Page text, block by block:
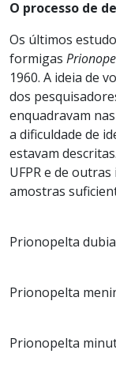
O processo de
Os últimos
formigas
1960. A ideia de
dos
enquadravam
a dificuldade de
estavam
UFPR e de
amostras
Prionopelta dubia
Prionopelta
Prionopelta